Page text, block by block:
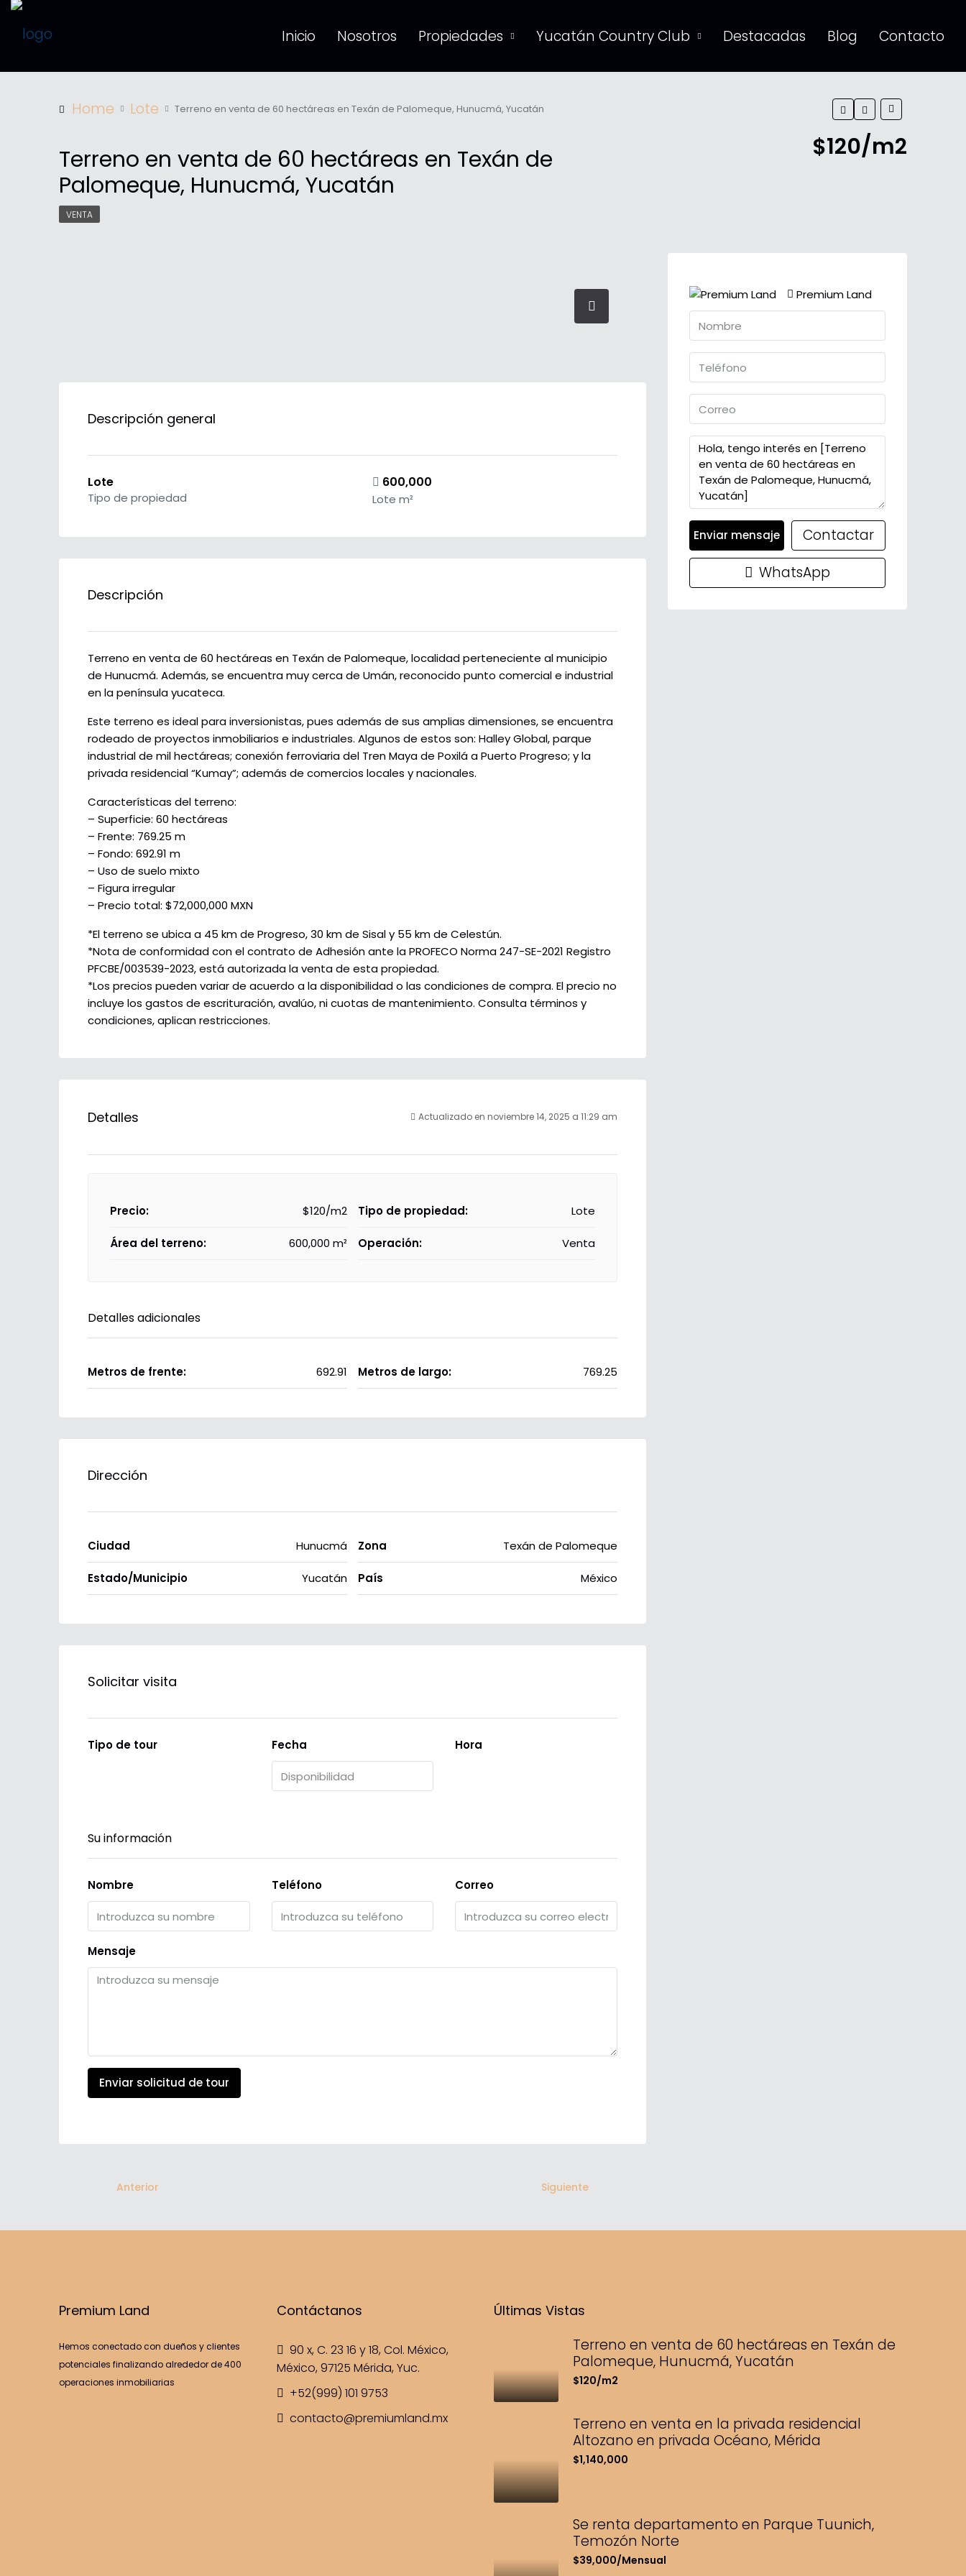
Inicio Nosotros Propiedades Yucatán Country Club Destacadas Blog Contacto
Home Lote Terreno en venta de 60 hectáreas en Texán de Palomeque, Hunucmá, Yucatán
Terreno en venta de 60 hectáreas en Texán de
Palomeque, Hunucmá, Yucatán
$120/m2
VENTA
Descripción general
Lote
Tipo de propiedad
600,000
Lote m²
Descripción
Terreno en venta de 60 hectáreas en Texán de Palomeque, localidad perteneciente al municipio
de Hunucmá. Además, se encuentra muy cerca de Umán, reconocido punto comercial e industrial
en la península yucateca.
Este terreno es ideal para inversionistas, pues además de sus amplias dimensiones, se encuentra
rodeado de proyectos inmobiliarios e industriales. Algunos de estos son: Halley Global, parque
industrial de mil hectáreas; conexión ferroviaria del Tren Maya de Poxilá a Puerto Progreso; y la
privada residencial “Kumay”; además de comercios locales y nacionales.
Características del terreno:
– Superficie: 60 hectáreas
– Frente: 769.25 m
– Fondo: 692.91 m
– Uso de suelo mixto
– Figura irregular
– Precio total: $72,000,000 MXN
*El terreno se ubica a 45 km de Progreso, 30 km de Sisal y 55 km de Celestún.
*Nota de conformidad con el contrato de Adhesión ante la PROFECO Norma 247-SE-2021 Registro
PFCBE/003539-2023, está autorizada la venta de esta propiedad.
*Los precios pueden variar de acuerdo a la disponibilidad o las condiciones de compra. El precio no
incluye los gastos de escrituración, avalúo, ni cuotas de mantenimiento. Consulta términos y
condiciones, aplican restricciones.
Detalles Actualizado en noviembre 14, 2025 a 11:29 am
Precio: $120/m2
Área del terreno: 600,000 m²
Tipo de propiedad: Lote
Operación: Venta
Detalles adicionales
Metros de frente: 692.91 Metros de largo: 769.25
Dirección
Ciudad Hunucmá
Estado/Municipio Yucatán
Zona Texán de Palomeque
País México
Solicitar visita
Tipo de tour Fecha Hora
Su información
Nombre Teléfono Correo
Mensaje
Enviar solicitud de tour
Anterior Siguiente
Premium Land
Enviar mensaje
Contactar
WhatsApp
Premium Land
Hemos conectado con dueños y clientes
potenciales finalizando alrededor de 400
operaciones inmobiliarias
Contáctanos
90 x, C. 23 16 y 18, Col. México,
México, 97125 Mérida, Yuc.
+52(999) 101 9753
contacto@premiumland.mx
Últimas Vistas
Terreno en venta de 60 hectáreas en Texán de
Palomeque, Hunucmá, Yucatán
$120/m2
Terreno en venta en la privada residencial
Altozano en privada Océano, Mérida
$1,140,000
Se renta departamento en Parque Tuunich,
Temozón Norte
$39,000/Mensual